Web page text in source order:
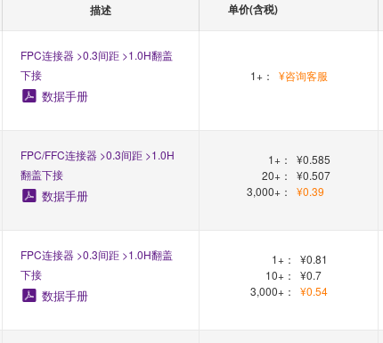
描述 单价(含税)
FPC连接器 >0.3间距 >1.0H翻盖
下接
数据手册
1+： ¥咨询客服
FPC/FFC连接器 >0.3间距 >1.0H
翻盖下接
数据手册
1+：
¥0.585
20+：
¥0.507
3,000+：
¥0.39
FPC连接器 >0.3间距 >1.0H翻盖
下接
数据手册
1+：
¥0.81
10+：
¥0.7
3,000+：
¥0.54